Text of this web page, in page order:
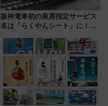
阪神電車初の座席指定サービス
名は「らくやんシート」に！新
を快適移動